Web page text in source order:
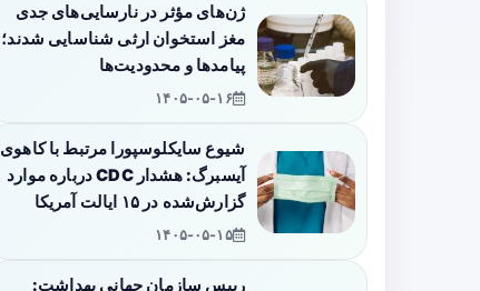
ژن‌های مؤثر در نارسایی‌های جدی
مغز استخوان ارثی شناسایی شدند؛
پیامدها و محدودیت‌ها
۱۴۰۵-۰۵-۱۶
شیوع سایکلوسپورا مرتبط با کاهوی
آیسبرگ: هشدار CDC درباره موارد
گزارش‌شده در ۱۵ ایالت آمریکا
۱۴۰۵-۰۵-۱۵
رییس سازمان جهانی بهداشت: